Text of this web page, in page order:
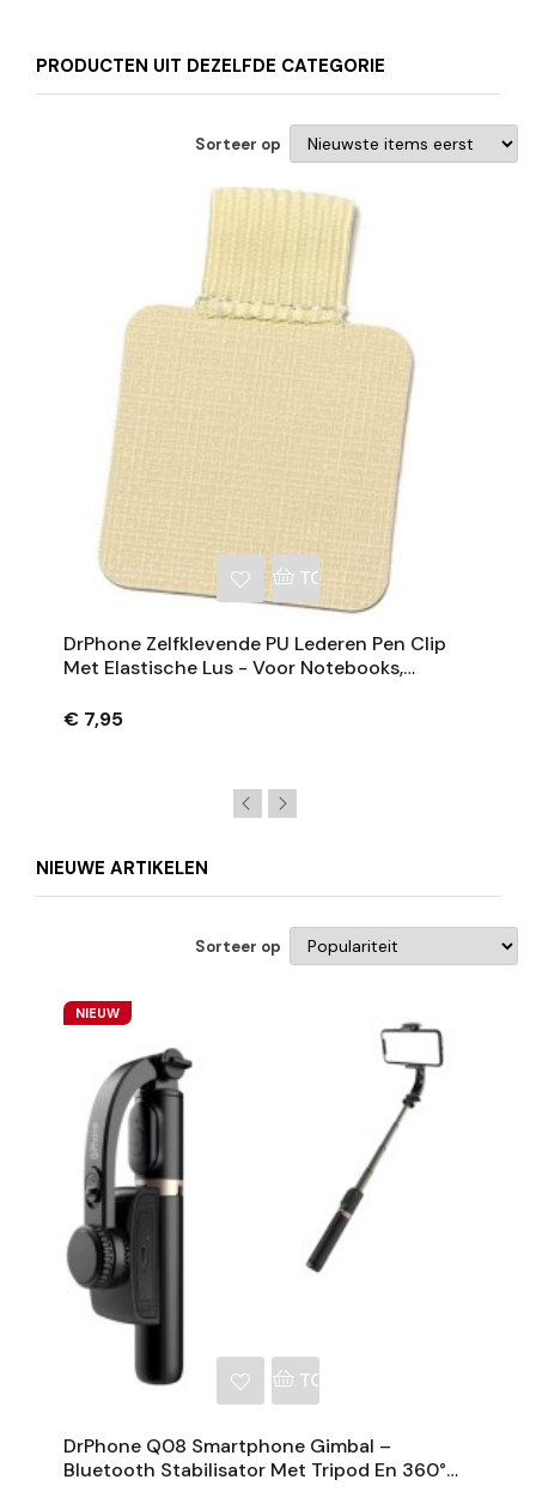
PRODUCTEN UIT DEZELFDE CATEGORIE
Sorteer op
TOEVOEGEN AAN
DrPhone Zelfklevende PU Lederen Pen Clip
Met Elastische Lus - Voor Notebooks,
€ 7,95
NIEUWE ARTIKELEN
Sorteer op
NIEUW
TOEVOEGEN AAN
DrPhone Q08 Smartphone Gimbal –
Bluetooth Stabilisator Met Tripod En 360°